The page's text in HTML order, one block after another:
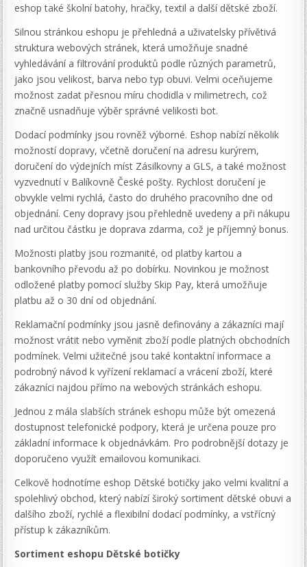
eshop také školní batohy, hračky, textil a další dětské zboží.
Silnou stránkou eshopu je přehledná a uživatelsky přívětivá
struktura webových stránek, která umožňuje snadné
vyhledávání a filtrování produktů podle různých parametrů,
jako jsou velikost, barva nebo typ obuvi. Velmi oceňujeme
možnost zadat přesnou míru chodidla v milimetrech, což
značně usnadňuje výběr správné velikosti bot.
Dodací podmínky jsou rovněž výborné. Eshop nabízí několik
možností dopravy, včetně doručení na adresu kurýrem,
doručení do výdejních míst Zásilkovny a GLS, a také možnost
vyzvednutí v Balíkovně České pošty. Rychlost doručení je
obvykle velmi rychlá, často do druhého pracovního dne od
objednání. Ceny dopravy jsou přehledně uvedeny a při nákupu
nad určitou částku je doprava zdarma, což je příjemný bonus.
Možnosti platby jsou rozmanité, od platby kartou a
bankovního převodu až po dobírku. Novinkou je možnost
odložené platby pomocí služby Skip Pay, která umožňuje
platbu až o 30 dní od objednání.
Reklamační podmínky jsou jasně definovány a zákazníci mají
možnost vrátit nebo vyměnit zboží podle platných obchodních
podmínek. Velmi užitečné jsou také kontaktní informace a
podrobný návod k vyřízení reklamací a vrácení zboží, které
zákazníci najdou přímo na webových stránkách eshopu.
Jednou z mála slabších stránek eshopu může být omezená
dostupnost telefonické podpory, která je určena pouze pro
základní informace k objednávkám. Pro podrobnější dotazy je
doporučeno využít emailovou komunikaci.
Celkově hodnotíme eshop Dětské botičky jako velmi kvalitní a
spolehlivý obchod, který nabízí široký sortiment dětské obuvi a
dalšího zboží, rychlé a flexibilní dodací podmínky, a vstřícný
přístup k zákazníkům.
Sortiment eshopu Dětské botičky